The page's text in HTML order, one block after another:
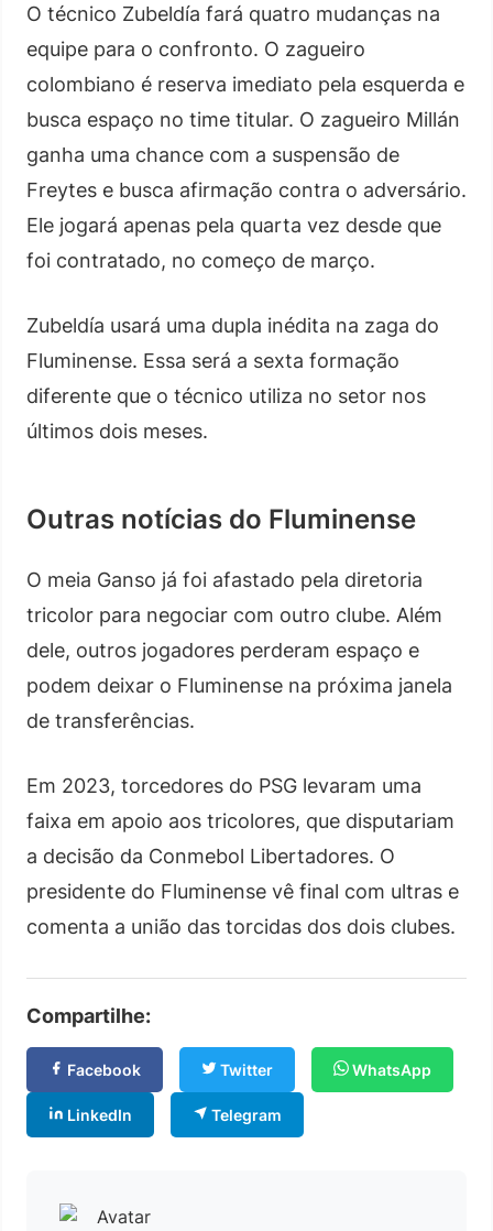
O técnico Zubeldía fará quatro mudanças na
equipe para o confronto. O zagueiro
colombiano é reserva imediato pela esquerda e
busca espaço no time titular. O zagueiro Millán
ganha uma chance com a suspensão de
Freytes e busca afirmação contra o adversário.
Ele jogará apenas pela quarta vez desde que
foi contratado, no começo de março.
Zubeldía usará uma dupla inédita na zaga do
Fluminense. Essa será a sexta formação
diferente que o técnico utiliza no setor nos
últimos dois meses.
Outras notícias do Fluminense
O meia Ganso já foi afastado pela diretoria
tricolor para negociar com outro clube. Além
dele, outros jogadores perderam espaço e
podem deixar o Fluminense na próxima janela
de transferências.
Em 2023, torcedores do PSG levaram uma
faixa em apoio aos tricolores, que disputariam
a decisão da Conmebol Libertadores. O
presidente do Fluminense vê final com ultras e
comenta a união das torcidas dos dois clubes.
Compartilhe:
Facebook Twitter WhatsApp
LinkedIn Telegram